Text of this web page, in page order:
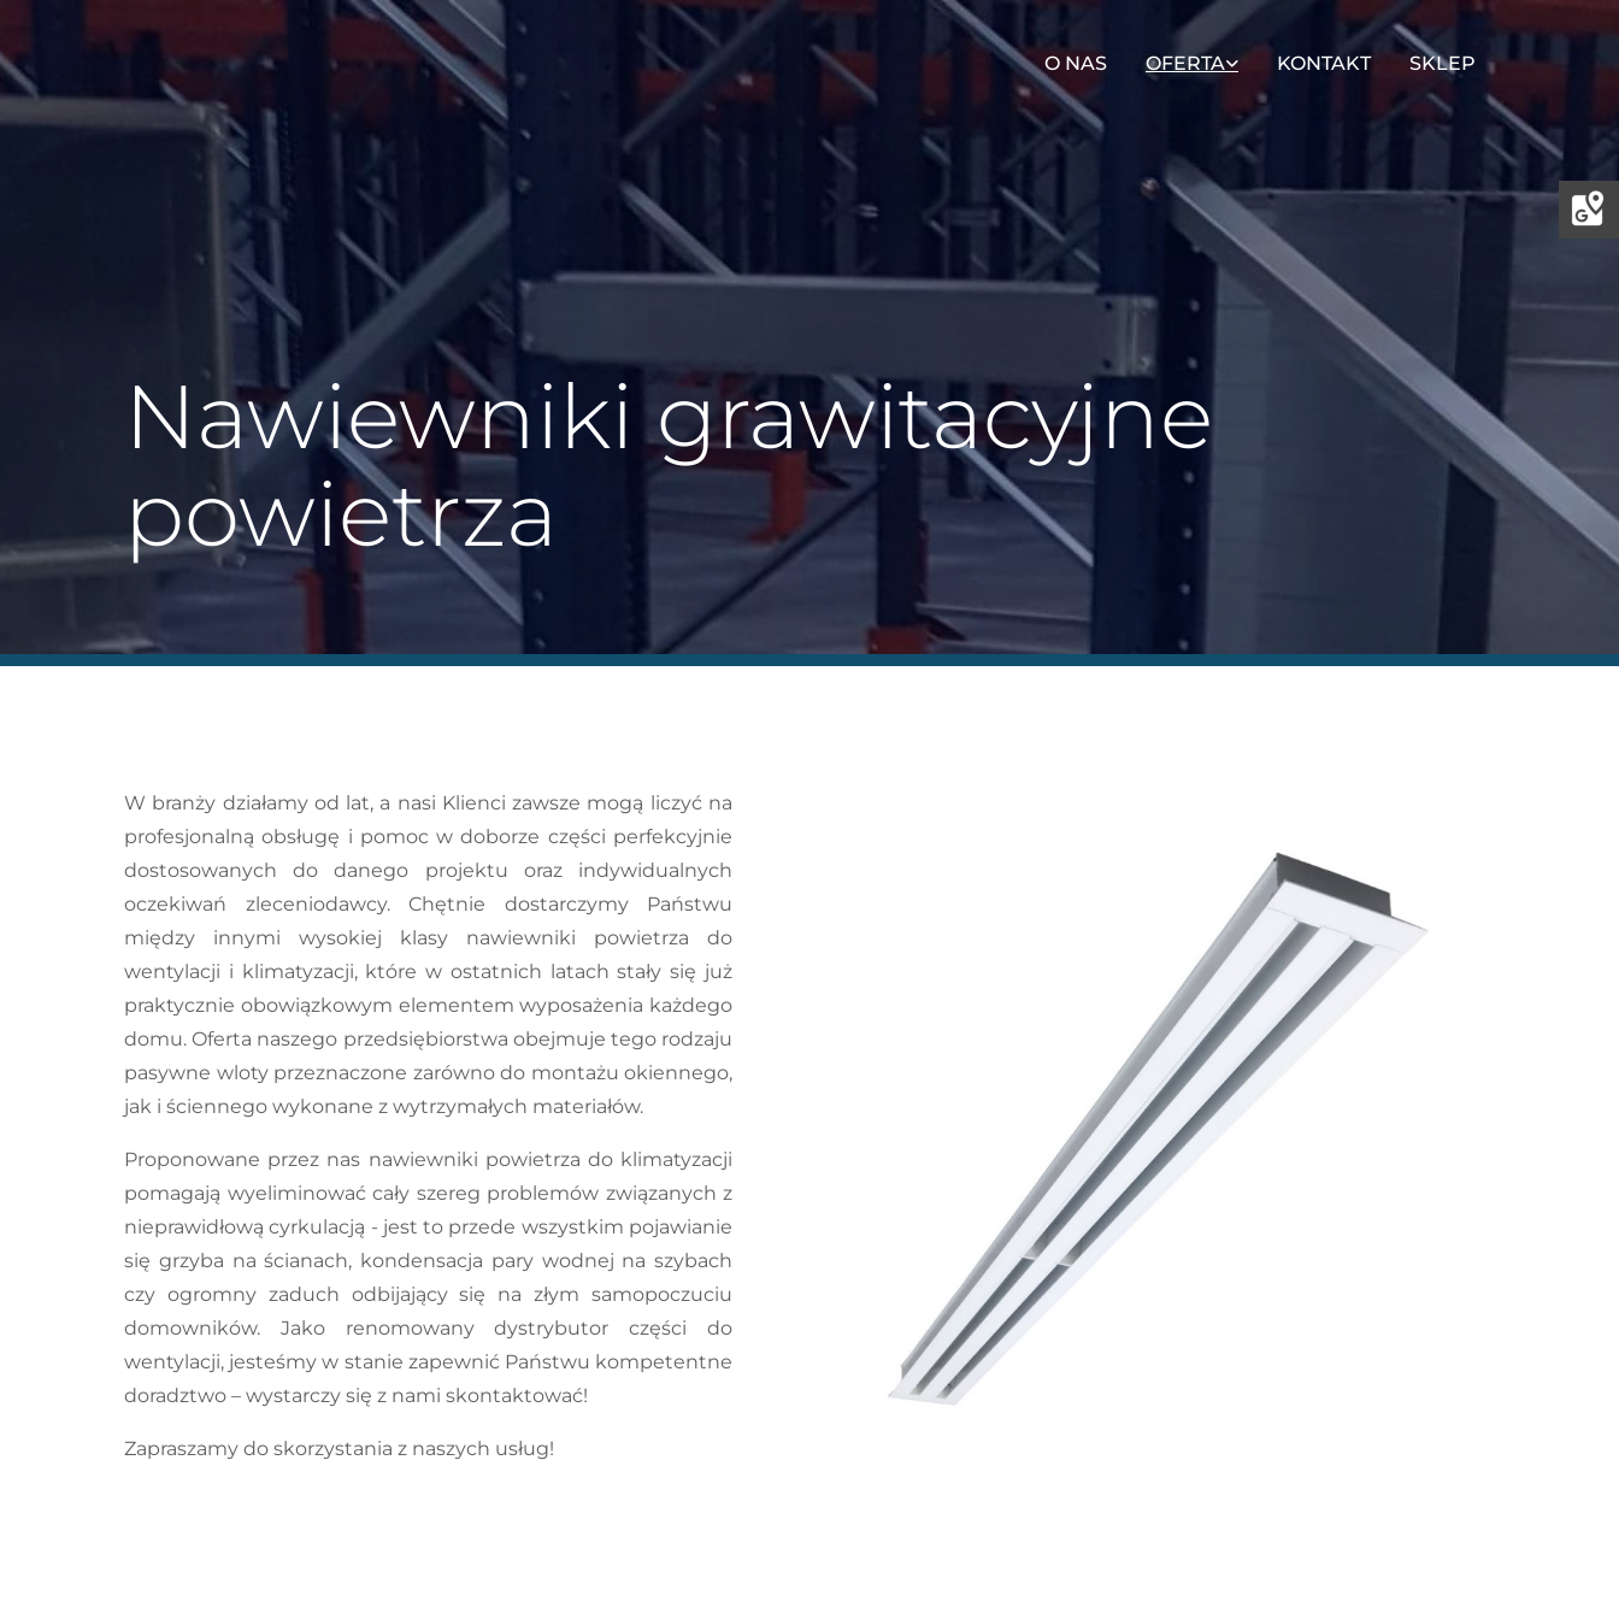
O NAS OFERTA KONTAKT SKLEP
Nawiewniki grawitacyjne
powietrza
W branży działamy od lat, a nasi Klienci zawsze mogą liczyć na
profesjonalną obsługę i pomoc w doborze części perfekcyjnie
dostosowanych do danego projektu oraz indywidualnych
oczekiwań zleceniodawcy. Chętnie dostarczymy Państwu
między innymi wysokiej klasy nawiewniki powietrza do
wentylacji i klimatyzacji, które w ostatnich latach stały się już
praktycznie obowiązkowym elementem wyposażenia każdego
domu. Oferta naszego przedsiębiorstwa obejmuje tego rodzaju
pasywne wloty przeznaczone zarówno do montażu okiennego,
jak i ściennego wykonane z wytrzymałych materiałów.
Proponowane przez nas nawiewniki powietrza do klimatyzacji
pomagają wyeliminować cały szereg problemów związanych z
nieprawidłową cyrkulacją - jest to przede wszystkim pojawianie
się grzyba na ścianach, kondensacja pary wodnej na szybach
czy ogromny zaduch odbijający się na złym samopoczuciu
domowników. Jako renomowany dystrybutor części do
wentylacji, jesteśmy w stanie zapewnić Państwu kompetentne
doradztwo – wystarczy się z nami skontaktować!
Zapraszamy do skorzystania z naszych usług!